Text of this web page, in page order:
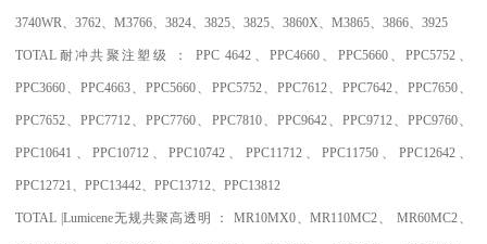
3740WR、3762、M3766、3824、3825、3825、3860X、M3865、3866、3925
TOTAL 耐冲共聚注塑级 ：PPC 4642 、PPC4660 、 PPC5660、PPC5752 、
PPC3660、PPC4663、PPC5660、 PPC5752、 PPC7612、 PPC7642、 PPC7650、
PPC7652、PPC7712、PPC7760、 PPC7810、 PPC9642、 PPC9712、 PPC9760、
PPC10641 、 PPC10712、PPC10742 、 PPC11712、PPC11750 、 PPC12642、
PPC12721、PPC13442、PPC13712、PPC13812
TOTAL |Lumicene无规共聚高透明 ： MR10MX0、MR110MC2、 MR60MC2、